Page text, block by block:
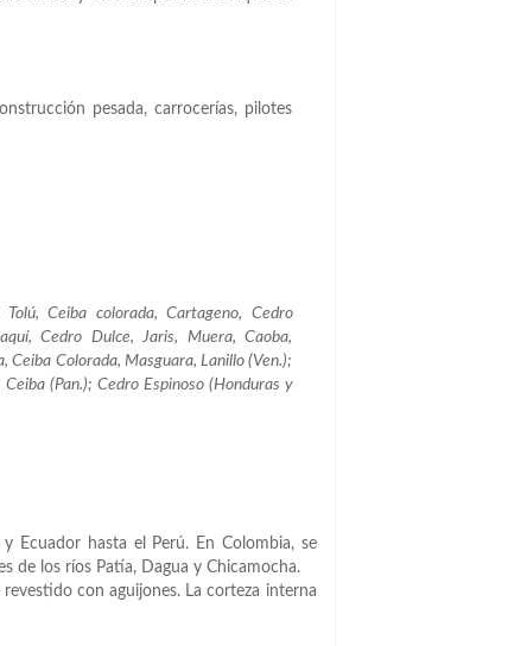
pesada, carrocerías, pilotes
Tolú, Ceiba colorada, Cartageno, Cedro
Cedro Dulce, Jaris, Muera, Caoba,
Ceiba Colorada, Masguara, Lanillo (Ven.);
(Pan.); Cedro Espinoso (Honduras y
Ecuador hasta el Perú. En Colombia, se
de los ríos Patía, Dagua y Chicamocha.
con aguijones. La corteza interna